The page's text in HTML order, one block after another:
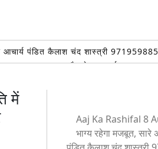
पंडित कैलाश चंद शास्त्री
आस्था,श्रद्धा और सेवा का पर्वAUGUST
और जल का वितरण,रुड़की के दोनों प्रेस क्लब
का अपने अपने गंतव्य जाने दौरान
पंडित कैलाश चंद शास्त्री
में
Aaj Ka Rashifal 8
भाग्य रहेगा मजबूत, सारे